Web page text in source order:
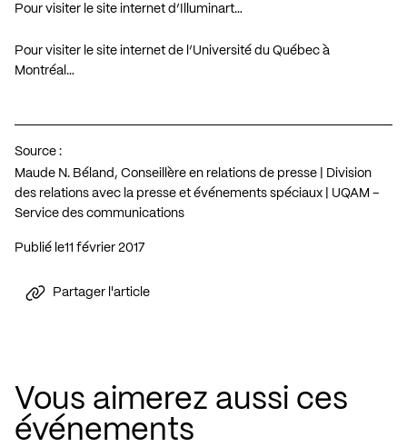
Pour visiter le site internet d’Illuminart…
Pour visiter le site internet de l’Université du Québec à
Montréal…
Source :
Maude N. Béland, Conseillère en relations de presse | Division
des relations avec la presse et événements spéciaux | UQAM –
Service des communications
Publié le 11 février 2017
Partager l'article
Vous aimerez aussi ces
événements